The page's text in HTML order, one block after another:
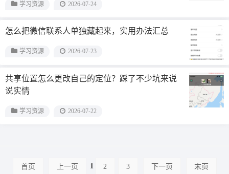
学习资源 2026-07-24
怎么把微信联系人单独藏起来，实用办法汇总
学习资源 2026-07-23
共享位置怎么更改自己的定位？踩了不少坑来说
说实情
学习资源 2026-07-22
首页 上一页 1 2 3 下一页 末页